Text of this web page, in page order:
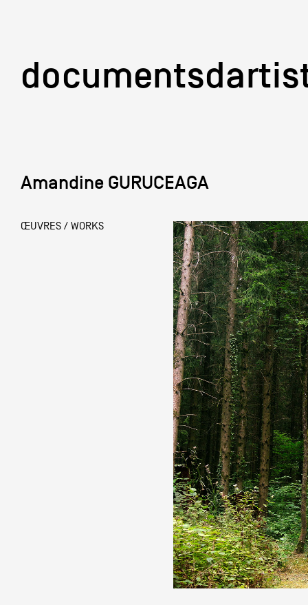
Mission
Équipe
Partenaires
Crédits
Actions
Documentation
Visites d'ateliers
Amandine GURUCEAGA
ŒUVRES / WORKS